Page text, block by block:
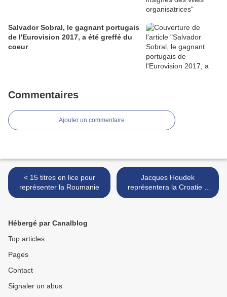
Salvador Sobral, le gagnant portugais
de l'Eurovision 2017, a été greffé du
coeur
Commentaires
Ajouter un commentaire
< 15 titres en lice pour
représenter la Roumanie
Jacques Houdek
représentera la Croatie à
Kiev >
Hébergé par Canalblog
Top articles
Pages
Contact
Signaler un abus